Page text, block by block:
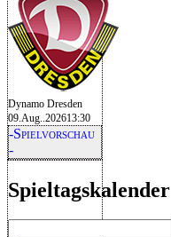
Dynamo Dresden
09.Aug..202613:30
-Spielvorschau
-
Spieltagskalender